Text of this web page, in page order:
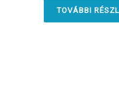
TOVÁBBI